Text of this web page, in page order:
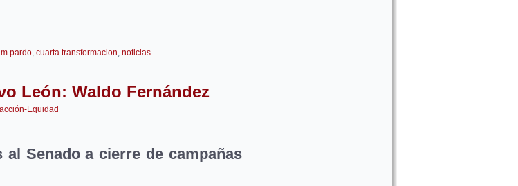
pardo, cuarta transformacion, noticias
León: Waldo Fernández
Equidad
al Senado a cierre de campañas